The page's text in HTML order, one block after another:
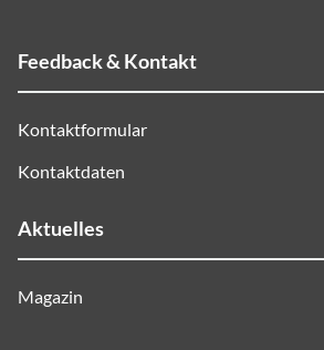
Feedback & Kontakt
Kontaktformular
Kontaktdaten
Aktuelles
Magazin